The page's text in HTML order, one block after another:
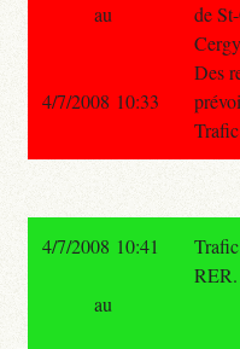
de
Des
au
4/7/2008 10:33
4/7/2008 10:41
RER.
au